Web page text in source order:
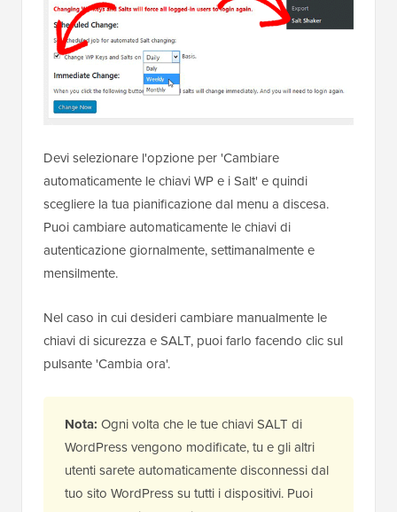
Devi selezionare l'opzione per 'Cambiare
automaticamente le chiavi WP e i Salt' e quindi
scegliere la tua pianificazione dal menu a discesa.
Puoi cambiare automaticamente le chiavi di
autenticazione giornalmente, settimanalmente e
mensilmente.
Nel caso in cui desideri cambiare manualmente le
chiavi di sicurezza e SALT, puoi farlo facendo clic sul
pulsante 'Cambia ora'.
Nota: Ogni volta che le tue chiavi SALT di
WordPress vengono modificate, tu e gli altri
utenti sarete automaticamente disconnessi dal
tuo sito WordPress su tutti i dispositivi. Puoi